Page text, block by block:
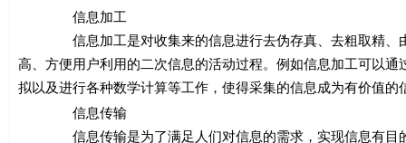
信息加工
信息加工是对收集来的信息进行去伪存真、去粗取精、由
高、方便用户利用的二次信息的活动过程。例如信息加工可以
拟以及进行各种数学计算等工作，使得采集的信息成为有价值的
信息传输
信息传输是为了满足人们对信息的需求，实现信息有目的